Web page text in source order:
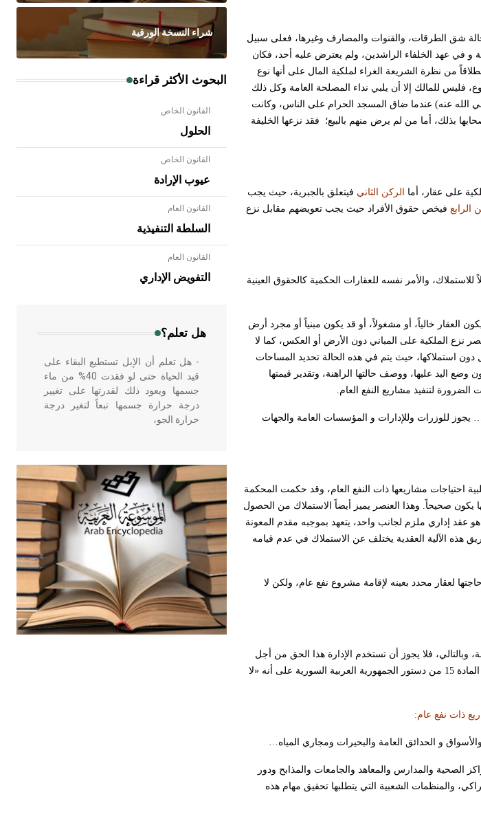
شق الطرقات، والقنوات والمصارف وغيرها، فعلى سبيل
و في عهد الخلفاء الراشدين، ولم يعترض عليه أحد، فكان
من نظرة الشريعة الغراء لملكية المال على أنها نوع
فليس للمالك إلا أن يلبي نداء المصلحة العامة وكل ذلك
الله عنه) عندما ضاق المسجد الحرام على الناس، وكانت
بذلك، أما من لم يرض منهم بالبيع؛ فقد نزعها الخليفة
على عقار، أما الركن الثاني فيتعلق بالجبرية، حيث يجب
الرابع فيخص حقوق الأفراد حيث يجب تعويضهم مقابل نزع
والأمر نفسه للعقارات الحكمية كالحقوق العينية
العقار خالياً، أو مشغولاً، أو قد يكون مبنياً أو مجرد أرض
نزع الملكية على المباني دون الأرض أو العكس، كما لا
استملاكها، حيث يتم في هذه الحالة تحديد المساحات
اليد عليها، ووصف حالتها الراهنة، وتقدير قيمتها
لتنفيذ مشاريع النفع العام.
رقم 20 لسنة 1983، حيث نصت المادة 2 منه على ما يلي: «… يجوز للوزرات وللإدارات و المؤسسات العامة والجهات
احتياجات مشاريعها ذات النفع العام، وقد حكمت المحكمة
يكون صحيحاً. وهذا العنصر يميز أيضاً الاستملاك من الحصول
عقد إداري ملزم لجانب واحد، يتعهد بموجبه مقدم المعونة
هذه الآلية العقدية يختلف عن الاستملاك في عدم قيامه
لعقار محدد بعينه لإقامة مشروع نفع عام، ولكن لا
وبالتالي، فلا يجوز أن تستخدم الإدارة هذا الحق من أجل
تحقيق غاية سوى المنفعة العامة، وتعدّ هذه القاعدة من قبيل القواعد الدستورية، حيث نصت الفقرة الأولى من المادة 15 من دستور الجمهورية العربية السورية على أنه «لا
ذات نفع عام:
الصحية والمدارس والمعاهد والجامعات والمذابح ودور
والمنظمات الشعبية التي يتطلبها تحقيق مهام هذه
شراء النسخة الورقية
البحوث الأكثر قراءة
القانون الخاص
الحلول
القانون الخاص
عيوب الإرادة
القانون العام
السلطة التنفيذية
القانون العام
التفويض الإداري
هل تعلم؟
- هل تعلم أن الأبلق نوع من الفنون
الهندسية التي ارتبطت بالعمارة الإسلامية
في بلاد الشام ومصر خاصة، حيث يحرص
- هل تعلم أن الإبل تستطيع البقاء على
قيد الحياة حتى لو فقدت 40% من ماء
جسمها ويعود ذلك لقدرتها على تغيير
درجة حرارة جسمها تبعاً لتغير درجة
حرارة الجو،
- هل تعلم أن أبقراط كتب في الطب
أربعة مؤلفات هي: الحكم، الأدلة، تنظيم
التغذية، ورسالته في جروح الرأس.
ويعود له الفضل بأنه حرر الطب من
الدين والفلسفة.
- هل تعلم أن المرجان إفراز حيواني
يتكون في البحر ويتركب من مادة
كربونات الكلسيوم، وهو أحمر أو شديد
الحمرة وهو أجود أنواعه، ويمتاز بكبر
الحجم ويسمى الش